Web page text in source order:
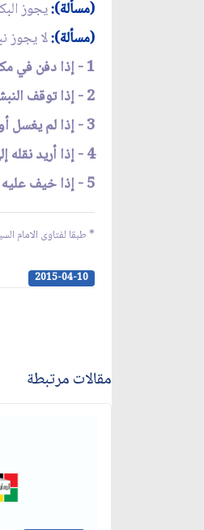
(مسألة):يجوز
(مسألة):لا يجوز
1 - إذا دفن في مكان مغصوب ولم يرض المالك ببقائه فيه ولو مع العوض.
2 - إذا توقف النبش على احقاق حق أو دفع باطل.
3 - إذا لم يغسل أو يكفن فيما إذا لم يستلزم اخراجه الهتك.
4 - إذا أريد نقله إلى الأماكن المشرفة مع ايصائه بذلك.
5 - إذا خيف عليه من سبع أو عدو.
* طبقا لفتاوى الامام
2015-04-10
مقالات مرتبطة